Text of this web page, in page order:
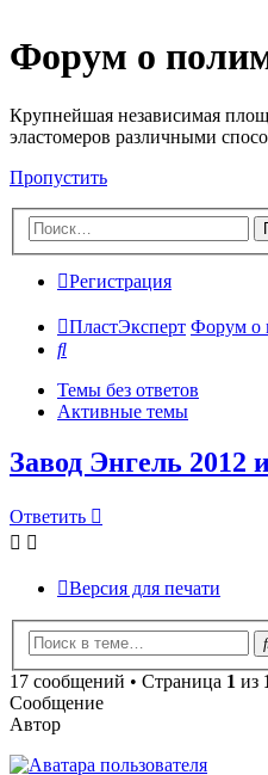
Форум о
Крупнейшая независимая
эластомеров различными
Пропустить
Регистрация
ПластЭксперт Форум о
Поиск
Темы без ответов
Активные темы
Завод Энгель 2012
Ответить
Версия для печати
17 сообщений • Страница 1 из
Сообщение
Автор